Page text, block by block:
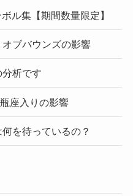
ル集【期間数量限定】
ブバウンズの影響
析です
座入りの影響
を待っているの？